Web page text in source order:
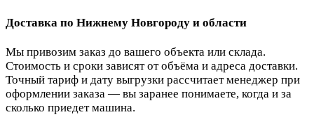
Доставка по Нижнему Новгороду и области
Мы привозим заказ до вашего объекта или склада.
Стоимость и сроки зависят от объёма и адреса доставки.
Точный тариф и дату выгрузки рассчитает менеджер при
оформлении заказа — вы заранее понимаете, когда и за
сколько приедет машина.